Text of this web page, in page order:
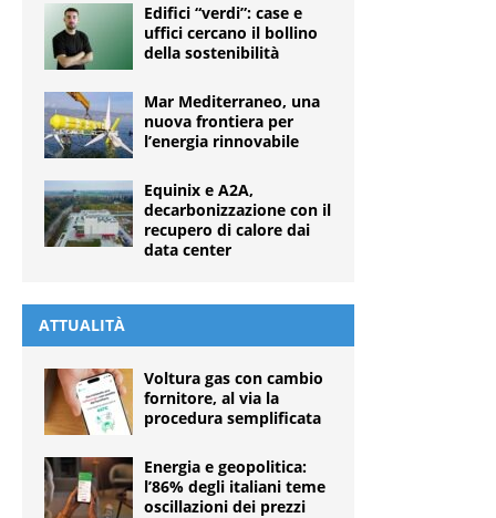
Edifici “verdi”: case e
uffici cercano il bollino
della sostenibilità
Mar Mediterraneo, una
nuova frontiera per
l’energia rinnovabile
Equinix e A2A,
decarbonizzazione con il
recupero di calore dai
data center
ATTUALITÀ
Voltura gas con cambio
fornitore, al via la
procedura semplificata
Energia e geopolitica:
l’86% degli italiani teme
oscillazioni dei prezzi